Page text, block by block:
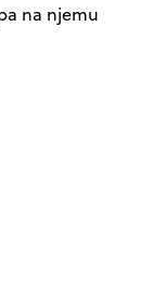
na njemu